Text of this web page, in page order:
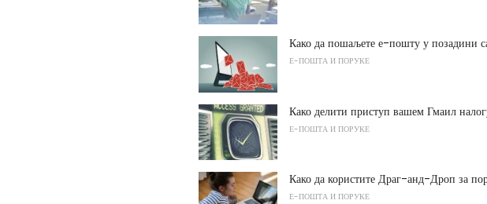
Како да пошаљете е-пошту у позадини
Е-ПОШТА И ПОРУКЕ
Како делити приступ вашем Гмаил
Е-ПОШТА И ПОРУКЕ
Како да користите Драг-анд-Дроп за
Е-ПОШТА И ПОРУКЕ